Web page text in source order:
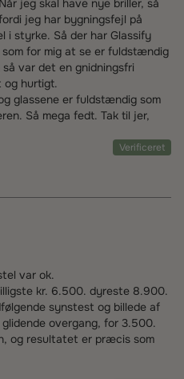
jeg skal have nye briller, så
jeg har bygningsfejl på
i styrke. Så der har Glassify
for mig at se er fuldstændig
var det en gnidningsfri
og hurtigt.
glassene er fuldstændig som
Så mega fedt. Tak til jer,
Verificeret
var ok.
kr. 6.500. dyreste 8.900.
synstest og billede af
overgang, for 3.500.
og resultatet er præcis som